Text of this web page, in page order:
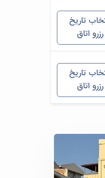
تاریخ
رزرو اتاق
تاریخ
رزرو اتاق